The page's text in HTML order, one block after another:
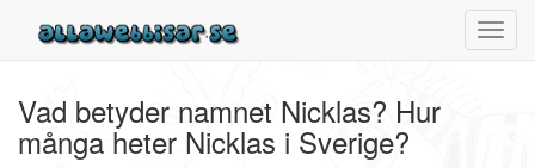
Vad betyder namnet Nicklas? Hur
många heter Nicklas i Sverige?